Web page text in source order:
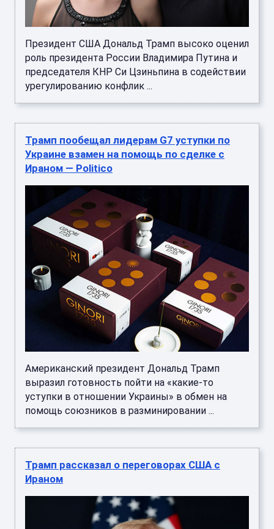
Президент США Дональд Трамп высоко оценил
роль президента России Владимира Путина и
председателя КНР Си Цзиньпина в содействии
урегулированию конфлик ...
Трамп пообещал лидерам G7 уступки по
Украине взамен на помощь по сделке с
Ираном — Politico
Американский президент Дональд Трамп
выразил готовность пойти на «какие-то
уступки в отношении Украины» в обмен на
помощь союзников в разминировании ...
Трамп рассказал о переговорах США с
Ираном